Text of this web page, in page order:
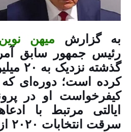
به گزارش میهن
رئیس جمهور سابق
گذشته
کرده است؛ دوره‌ای که
کیفرخواست او در
ایالتی مرتبط با
سرقت انتخابات ۲۰۲۰ از او می شود.